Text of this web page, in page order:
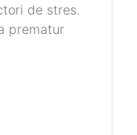
de stres.
prematur